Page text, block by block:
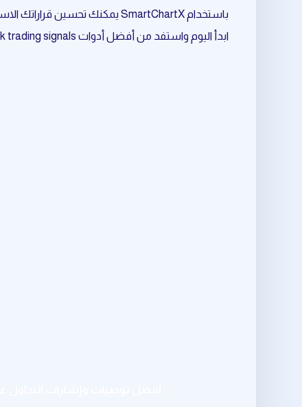
باستخدام SmartChartX يمكنك تحسين قراراتك الاستثمارية وتقليل المخاطر وزيادة فرص النجاح.
ابدأ اليوم واستفد من أفضل أدوات stock trading signals المرتبط بـ sideways market.